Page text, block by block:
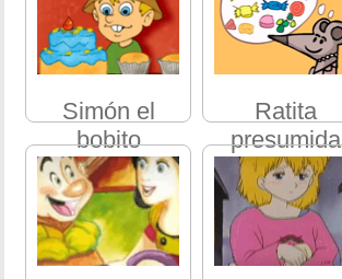
Simón el
bobito
Ratita
presumida